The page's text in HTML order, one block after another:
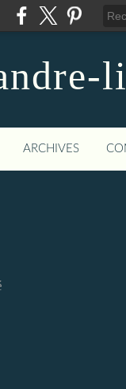
ARCHIVES